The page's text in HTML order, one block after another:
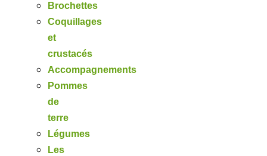
Brochettes
Coquillages
et
crustacés
Accompagnements
Pommes
de
terre
Légumes
Les